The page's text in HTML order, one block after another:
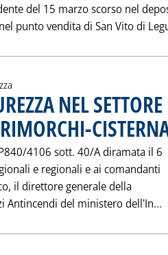
del 15 marzo scorso nel
punto vendita di San Vito di
NEL
4106 sott. 40/A diramata il 6
e regionali e ai comandanti
il direttore generale della
Antincendi del ministero dell'In...